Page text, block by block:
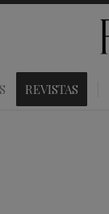
REVISTAS